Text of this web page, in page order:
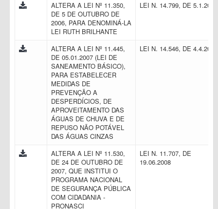
ALTERA A LEI Nº 11.350,
DE 5 DE OUTUBRO DE
2006, PARA DENOMINÁ-LA
LEI RUTH BRILHANTE
LEI N. 14.799, DE
ALTERA A LEI Nº 11.445,
DE 05.01.2007 (LEI DE
SANEAMENTO BÁSICO),
PARA ESTABELECER
MEDIDAS DE
PREVENÇÃO A
DESPERDÍCIOS, DE
APROVEITAMENTO DAS
ÁGUAS DE CHUVA E DE
REPUSO NÃO POTÁVEL
DAS ÁGUAS CINZAS
LEI N. 14.546, DE
ALTERA A LEI Nº 11.530,
DE 24 DE OUTUBRO DE
2007, QUE INSTITUI O
PROGRAMA NACIONAL
DE SEGURANÇA PÚBLICA
COM CIDADANIA -
PRONASCI
LEI N. 11.707, DE
19.06.2008